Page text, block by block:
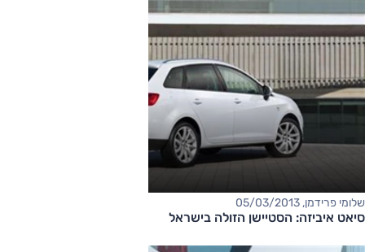
שלומי פרידמן, 05/03/2013
סיאט איביזה: הסטיישן הזולה בישראל